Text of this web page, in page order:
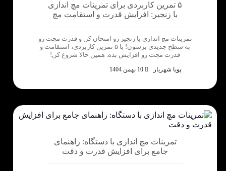
۵ تمرین کاربردی برای تمرینات مچ اندازی
با زنجیر: افزایش قدرت و استقامت مچ
تمرینات مچ اندازی با زنجیر رو امتحان کن و قدرت مچت رو
به سطح جدیدی برسون! با ۵ تمرین کاربردی، استقامت و
قدرت مچت رو افزایش بده. همین حالا شروع کن!
پویا شهریار
تمرینات مچ اندازی با دستگاه: راهنمای
جامع برای افزایش قدرت و دقت